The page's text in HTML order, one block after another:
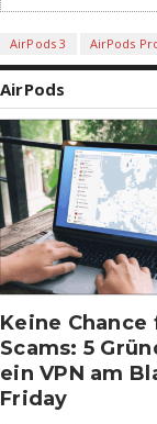
AirPods 3 AirPods
AirPods
Keine Chance
Scams: 5
ein VPN am
Friday